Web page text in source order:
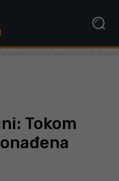
Tokom